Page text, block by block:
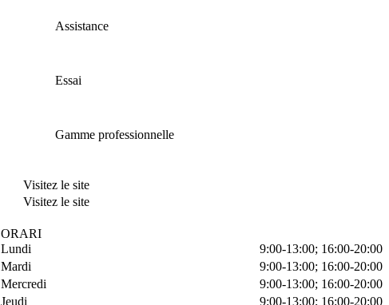
Assistance
Essai
Gamme professionnelle
Visitez le site
Visitez le site
ORARI
Lundi
9:00-13:00; 16:00-20:00
Mardi
9:00-13:00; 16:00-20:00
Mercredi
9:00-13:00; 16:00-20:00
Jeudi
9:00-13:00; 16:00-20:00